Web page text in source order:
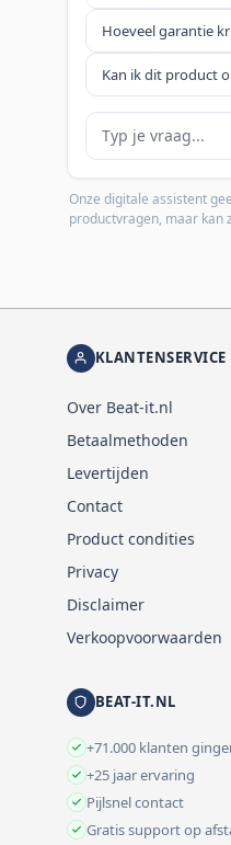
Hoeveel garantie
Kan ik dit product
Je vraag
Onze digitale assistent
productvragen, maar kan
KLANTENSERVICE
Over Beat-it.nl
Betaalmethoden
Levertijden
Contact
Product condities
Privacy
Disclaimer
Verkoopvoorwaarden
BEAT-IT.NL
+71.000 klanten
+25 jaar ervaring
Pijlsnel contact
Gratis support op